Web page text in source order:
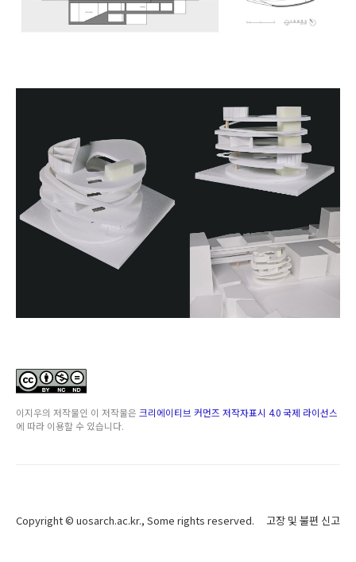
이지우의 저작물인 이 저작물은 크리에이티브 커먼즈 저작자표시 4.0 국제 라이선스
에 따라 이용할 수 있습니다.
Copyright © uosarch.ac.kr., Some rights reserved. 고장 및 불편 신고